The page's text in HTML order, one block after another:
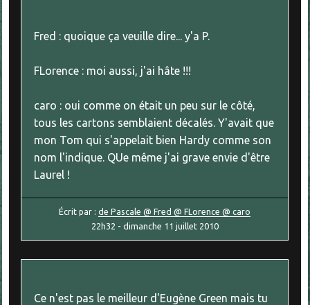
Fred : quoique ça veuille dire... y'a P.
FLorence : moi aussi, j'ai hâte !!!
caro : oui comme on était un peu sur le côté,
tous les cartons semblaient décalés. Y'avait que
mon Tom qui s'appelait bien Hardy comme son
nom l'indique. QUe même j'ai grave envie d'être
Laurel !
Écrit par :de Pascale @ Fred @ FLorence @ caro
22h32 - dimanche 11 juillet 2010
Ce n'est pas le meilleur d'Eugène Green mais tu